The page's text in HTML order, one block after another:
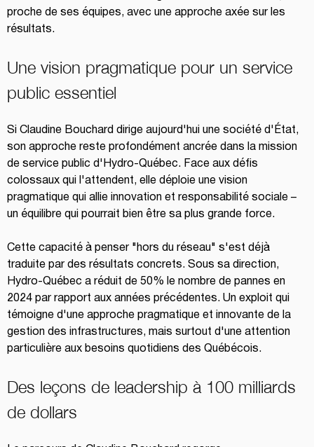
proche de ses équipes, avec une approche axée sur les
résultats.
Une vision pragmatique pour un service
public essentiel
Si Claudine Bouchard dirige aujourd'hui une société d'État,
son approche reste profondément ancrée dans la mission
de service public d'Hydro-Québec. Face aux défis
colossaux qui l'attendent, elle déploie une vision
pragmatique qui allie innovation et responsabilité sociale –
un équilibre qui pourrait bien être sa plus grande force.
Cette capacité à penser "hors du réseau" s'est déjà
traduite par des résultats concrets. Sous sa direction,
Hydro-Québec a réduit de 50% le nombre de pannes en
2024 par rapport aux années précédentes. Un exploit qui
témoigne d'une approche pragmatique et innovante de la
gestion des infrastructures, mais surtout d'une attention
particulière aux besoins quotidiens des Québécois.
Des leçons de leadership à 100 milliards
de dollars